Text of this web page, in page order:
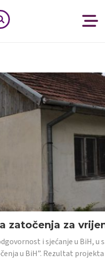
zatočenja za
i sjećanje u BiH,
u BiH”. Rezultat